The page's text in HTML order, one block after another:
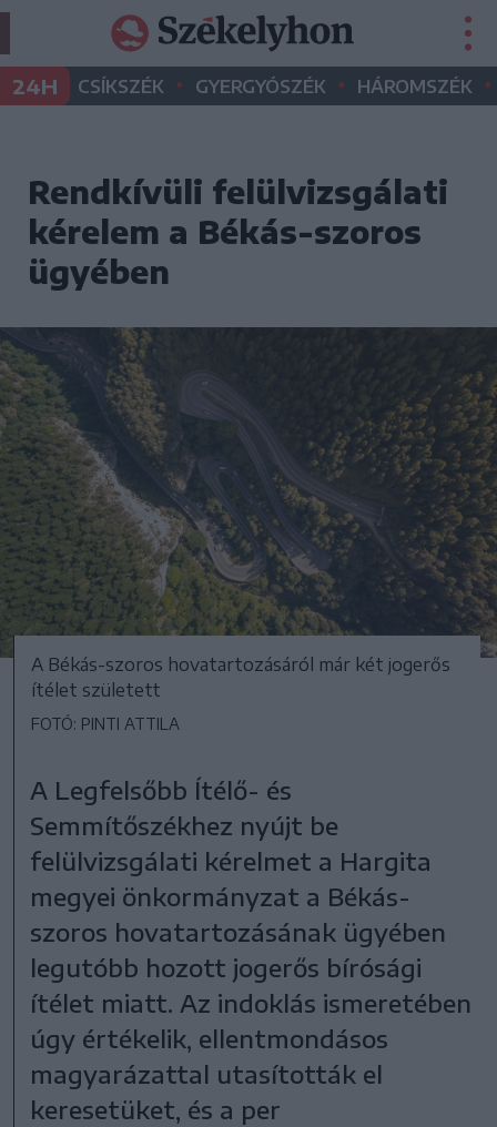
24H CSÍKSZÉK • GYERGYÓSZÉK • HÁROMSZÉK •
Rendkívüli felülvizsgálati
kérelem a Békás-szoros
ügyében
A Békás-szoros hovatartozásáról már két jogerős
ítélet született
FOTÓ: PINTI ATTILA
A Legfelsőbb Ítélő- és
Semmítőszékhez nyújt be
felülvizsgálati kérelmet a Hargita
megyei önkormányzat a Békás-
szoros hovatartozásának ügyében
legutóbb hozott jogerős bírósági
ítélet miatt. Az indoklás ismeretében
úgy értékelik, ellentmondásos
magyarázattal utasították el
keresetüket, és a per